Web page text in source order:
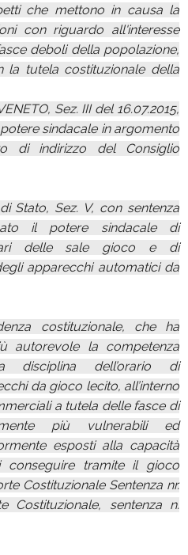
che mettono in causa la
con riguardo all'interesse
deboli della popolazione,
la tutela costituzionale della
Sez. III del 16.07.2015,
sindacale in argomento
di indirizzo del Consiglio
Stato, Sez. V, con sentenza
il potere sindacale di
delle sale gioco e di
apparecchi automatici da
costituzionale, che ha
autorevole la competenza
dell’orario di
da gioco lecito, all’interno
a tutela delle fasce di
più vulnerabili ed
esposti alla capacità
conseguire tramite il gioco
Costituzionale Sentenza nr.
Costituzionale, sentenza n.